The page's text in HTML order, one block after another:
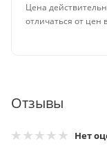
Цена
отличаться от цен
Отзывы
Нет